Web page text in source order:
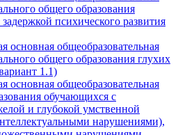
общего образования
психического развития
основная общеобразовательная
общего образования глухих
1.1)
основная общеобразовательная
обучающихся с
и глубокой умственной
нарушениями),